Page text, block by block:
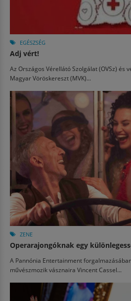
EGÉSZSÉG
Adj vért!
Az Országos Vérellátó Szolgálat (OVSz) és
Magyar Vöröskereszt (MVK)...
ZENE
Operarajongóknak egy
A Pannónia Entertainment
művészmozik vásznaira Vincent Cassel...